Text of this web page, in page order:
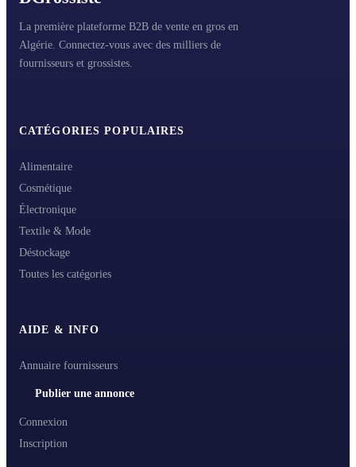
La première plateforme B2B de vente en gros en
Algérie. Connectez-vous avec des milliers de
fournisseurs et grossistes.
CATÉGORIES POPULAIRES
Alimentaire
Cosmétique
Électronique
Textile & Mode
Déstockage
Toutes les catégories
AIDE & INFO
Annuaire fournisseurs
Publier une annonce
Connexion
Inscription